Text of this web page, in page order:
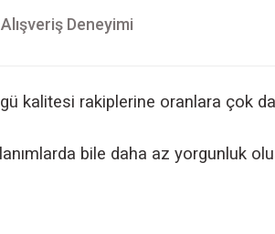
Alışveriş Deneyimi
kalitesi rakiplerine oranlara çok
bile daha az yorgunluk